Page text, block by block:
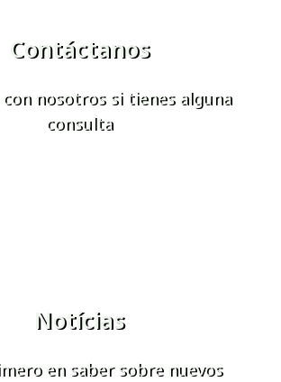
Contáctanos
nosotros si tienes alguna
consulta
Notícias
en saber sobre nuevos